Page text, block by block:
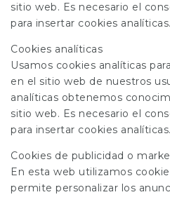
sitio web. Es necesario el
para insertar cookies analíticas.
Cookies analíticas
Usamos cookies analíticas
en el sitio web de nuestros
analíticas obtenemos
sitio web. Es necesario el
para insertar cookies analíticas.
Cookies de publicidad o
En esta web utilizamos
permite personalizar los